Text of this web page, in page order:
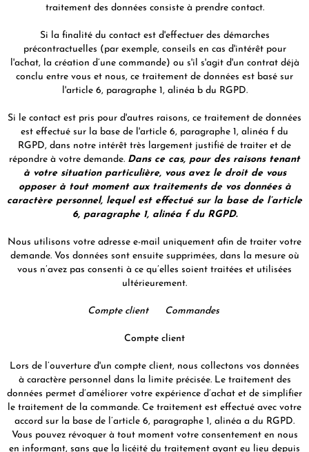
traitement des données consiste à prendre contact.
Si la finalité du contact est d'effectuer des démarches
précontractuelles (par exemple, conseils en cas d'intérêt pour
l'achat, la création d’une commande) ou s'il s'agit d'un contrat déjà
conclu entre vous et nous, ce traitement de données est basé sur
l'article 6, paragraphe 1, alinéa b du RGPD.
Si le contact est pris pour d'autres raisons, ce traitement de données
est effectué sur la base de l'article 6, paragraphe 1, alinéa f du
RGPD, dans notre intérêt très largement justifié de traiter et de
répondre à votre demande. Dans ce cas, pour des raisons tenant
à votre situation particulière, vous avez le droit de vous
opposer à tout moment aux traitements de vos données à
caractère personnel, lequel est effectué sur la base de l’article
6, paragraphe 1, alinéa f du RGPD.
Nous utilisons votre adresse e-mail uniquement afin de traiter votre
demande. Vos données sont ensuite supprimées, dans la mesure où
vous n’avez pas consenti à ce qu’elles soient traitées et utilisées
ultérieurement.
Compte client Commandes
Compte client
Lors de l’ouverture d'un compte client, nous collectons vos données
à caractère personnel dans la limite précisée. Le traitement des
données permet d’améliorer votre expérience d’achat et de simplifier
le traitement de la commande. Ce traitement est effectué avec votre
accord sur la base de l’article 6, paragraphe 1, alinéa a du RGPD.
Vous pouvez révoquer à tout moment votre consentement en nous
en informant, sans que la licéité du traitement ayant eu lieu depuis